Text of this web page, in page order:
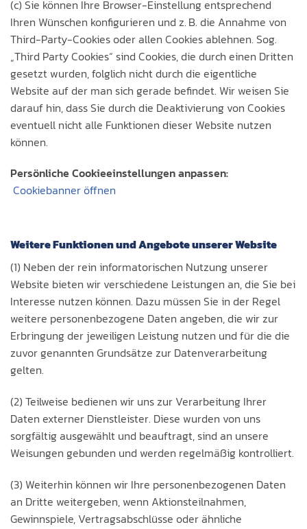
(c) Sie können Ihre Browser-Einstellung entsprechend
Ihren Wünschen konfigurieren und z. B. die Annahme von
Third-Party-Cookies oder allen Cookies ablehnen. Sog.
„Third Party Cookies“ sind Cookies, die durch einen Dritten
gesetzt wurden, folglich nicht durch die eigentliche
Website auf der man sich gerade befindet. Wir weisen Sie
darauf hin, dass Sie durch die Deaktivierung von Cookies
eventuell nicht alle Funktionen dieser Website nutzen
können.
Persönliche Cookieeinstellungen anpassen:
Cookiebanner öffnen
Weitere Funktionen und Angebote unserer Website
(1) Neben der rein informatorischen Nutzung unserer
Website bieten wir verschiedene Leistungen an, die Sie bei
Interesse nutzen können. Dazu müssen Sie in der Regel
weitere personenbezogene Daten angeben, die wir zur
Erbringung der jeweiligen Leistung nutzen und für die die
zuvor genannten Grundsätze zur Datenverarbeitung
gelten.
(2) Teilweise bedienen wir uns zur Verarbeitung Ihrer
Daten externer Dienstleister. Diese wurden von uns
sorgfältig ausgewählt und beauftragt, sind an unsere
Weisungen gebunden und werden regelmäßig kontrolliert.
(3) Weiterhin können wir Ihre personenbezogenen Daten
an Dritte weitergeben, wenn Aktionsteilnahmen,
Gewinnspiele, Vertragsabschlüsse oder ähnliche